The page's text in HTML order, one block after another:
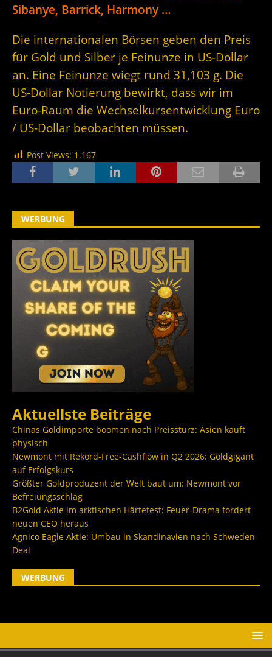
Sibanye, Barrick, Harmony …
Die internationalen Börsen geben den Preis
für Gold und Silber je Feinunze in US-Dollar
an. Eine Feinunze wiegt rund 31,103 g. Die
US-Dollar Notierung bewirkt, dass wir im
Euro-Raum die Wechselkursentwicklung Euro
/ US-Dollar beobachten müssen.
Post Views: 1.167
WERBUNG
Aktuellste Beiträge
Chinas Goldimporte boomen nach Preissturz: Asien kauft
physisch
Newmont mit Rekord-Free-Cashflow in Q2 2026: Goldgigant
auf Erfolgskurs
Größter Goldproduzent der Welt baut um: Newmont vor
Befreiungsschlag
B2Gold Aktie im arktischen Härtetest: Feuer-Drama fordert
neuen CEO heraus
Agnico Eagle Aktie: Umbau in Skandinavien nach Schweden-
Deal
WERBUNG